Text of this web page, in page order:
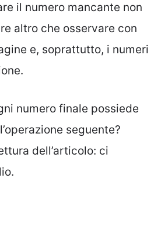
il numero mancante non
altro che osservare con
e, soprattutto, i numeri
numero finale possiede
seguente?
dell’articolo: ci